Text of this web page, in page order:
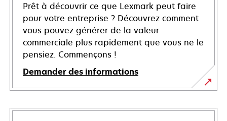
Prêt à découvrir ce que Lexmark peut faire
pour votre entreprise ? Découvrez comment
vous pouvez générer de la valeur
commerciale plus rapidement que vous ne le
pensiez. Commençons !
Demander des informations